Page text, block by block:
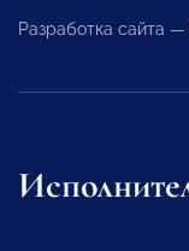
Разработка сайта —